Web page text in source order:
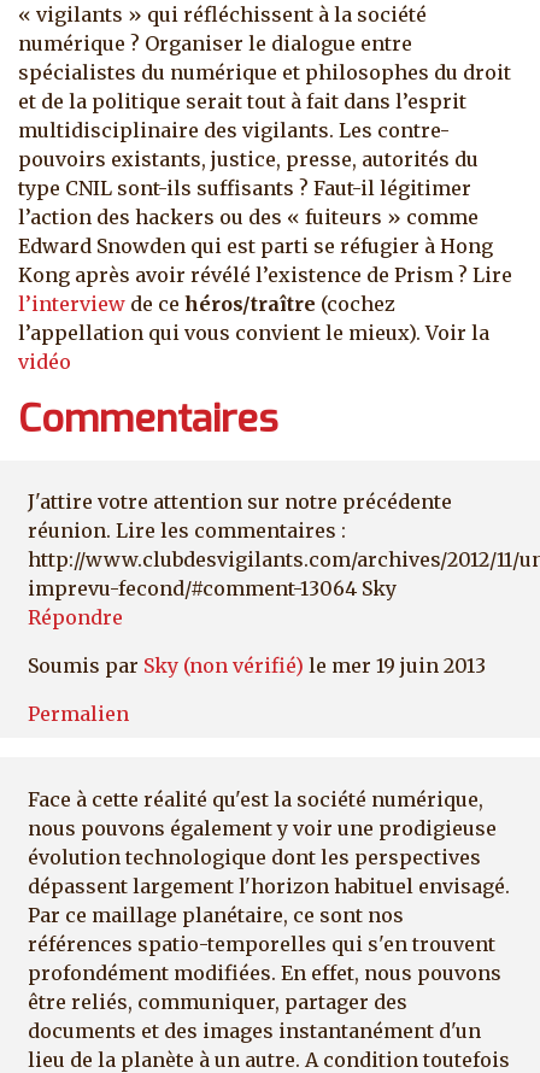
« vigilants » qui réfléchissent à la société
numérique ? Organiser le dialogue entre
spécialistes du numérique et philosophes du droit
et de la politique serait tout à fait dans l’esprit
multidisciplinaire des vigilants. Les contre-
pouvoirs existants, justice, presse, autorités du
type CNIL sont-ils suffisants ? Faut-il légitimer
l’action des hackers ou des « fuiteurs » comme
Edward Snowden qui est parti se réfugier à Hong
Kong après avoir révélé l’existence de Prism ? Lire
l’interview de ce héros/traître (cochez
l’appellation qui vous convient le mieux). Voir la
vidéo
Commentaires
J'attire votre attention sur notre précédente
réunion. Lire les commentaires :
http://www.clubdesvigilants.com/archives/2012/11/
imprevu-fecond/#comment-13064 Sky
Répondre
Soumis par Sky (non vérifié) le mer 19 juin 2013
Permalien
Face à cette réalité qu'est la société numérique,
nous pouvons également y voir une prodigieuse
évolution technologique dont les perspectives
dépassent largement l'horizon habituel envisagé.
Par ce maillage planétaire, ce sont nos
références spatio-temporelles qui s'en trouvent
profondément modifiées. En effet, nous pouvons
être reliés, communiquer, partager des
documents et des images instantanément d'un
lieu de la planète à un autre. A condition toutefois